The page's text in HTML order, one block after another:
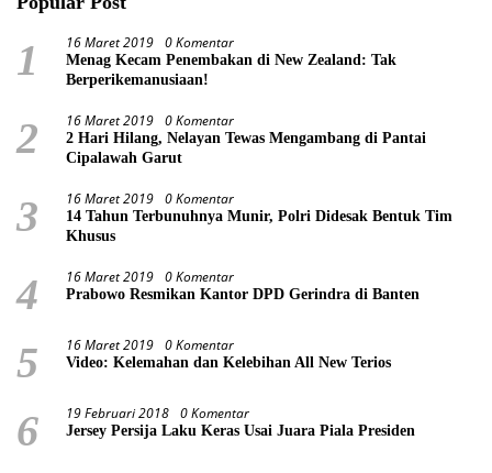
1 16 Maret 2019 0 Komentar
Menag Kecam Penembakan di New Zealand: Tak
Berperikemanusiaan!
2 16 Maret 2019 0 Komentar
2 Hari Hilang, Nelayan Tewas Mengambang di Pantai
Cipalawah Garut
3 16 Maret 2019 0 Komentar
14 Tahun Terbunuhnya Munir, Polri Didesak Bentuk Tim
Khusus
4 16 Maret 2019 0 Komentar
Prabowo Resmikan Kantor DPD Gerindra di Banten
5 16 Maret 2019 0 Komentar
Video: Kelemahan dan Kelebihan All New Terios
6 19 Februari 2018 0 Komentar
Jersey Persija Laku Keras Usai Juara Piala Presiden